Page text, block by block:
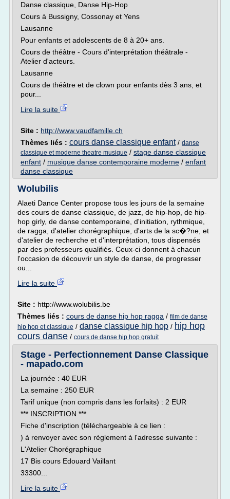
Danse classique, Danse Hip-Hop
Cours à Bussigny, Cossonay et Yens
Lausanne
Pour enfants et adolescents de 8 à 20+ ans.
Cours de théâtre - Cours d'interprétation théâtrale -
Atelier d'acteurs.
Lausanne
Cours de théâtre et de clown pour enfants dès 3 ans, et
pour...
Lire la suite
Site : http://www.vaudfamille.ch
Thèmes liés : cours danse classique enfant/ danse
classique et moderne theatre musique / stage danse classique
enfant / musique danse contemporaine moderne / enfant
danse classique
Wolubilis
Alaeti Dance Center propose tous les jours de la semaine
des cours de danse classique, de jazz, de hip-hop, de hip-
hop girly, de danse contemporaine, d'initiation, rythmique,
de ragga, d'atelier chorégraphique, d'arts de la sc�?ne, et
d'atelier de recherche et d'interprétation, tous dispensés
par des professeurs qualifiés. Ceux-ci donnent à chacun
l'occasion de découvrir un style de danse, de progresser
ou...
Lire la suite
Site : http://www.wolubilis.be
Thèmes liés : cours de danse hip hop ragga / film de danse
hip hop et classique / danse classique hip hop / hip hop
cours danse / cours de danse hip hop gratuit
Stage - Perfectionnement Danse Classique
- mapado.com
La journée : 40 EUR
La semaine : 250 EUR
Tarif unique (non compris dans les forfaits) : 2 EUR
*** INSCRIPTION ***
Fiche d'inscription (téléchargeable à ce lien :
) à renvoyer avec son règlement à l'adresse suivante :
L'Atelier Chorégraphique
17 Bis cours Edouard Vaillant
33300...
Lire la suite